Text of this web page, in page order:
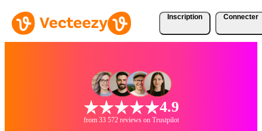
Inscription Connecter
4.9
from 33 572 reviews on Trustpilot